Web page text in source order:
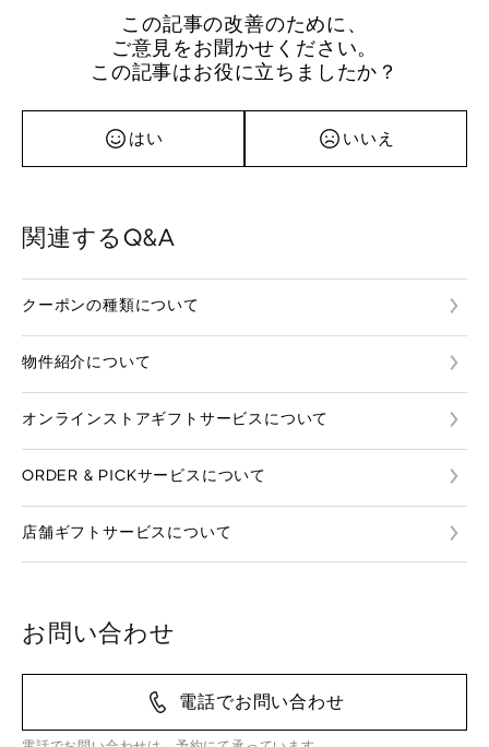
この記事の改善のために、
ご意見をお聞かせください。
この記事はお役に立ちましたか？
はい いいえ
関連するQ&A
クーポンの種類について
物件紹介について
オンラインストアギフトサービスについて
ORDER & PICKサービスについて
店舗ギフトサービスについて
お問い合わせ
電話でお問い合わせ